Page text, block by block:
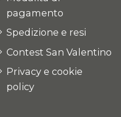
pagamento
Spedizione e resi
Contest San Valentino
Privacy e cookie
policy